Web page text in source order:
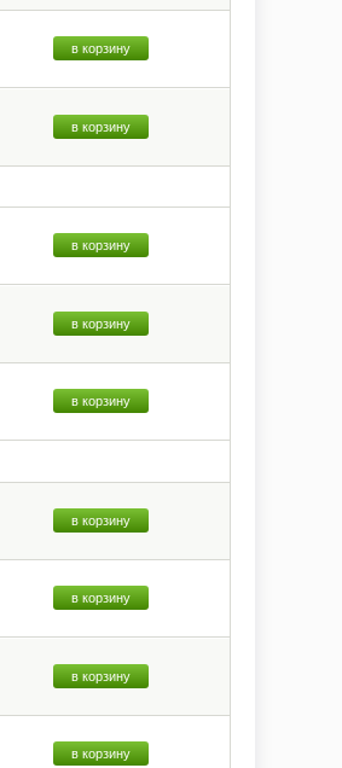
в корзину
в корзину
в корзину
в корзину
в корзину
в корзину
в корзину
в корзину
в корзину